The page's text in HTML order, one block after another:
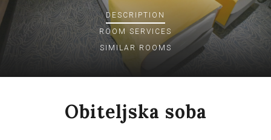
DESCRIPTION
ROOM SERVICES
SIMILAR ROOMS
Obiteljska soba